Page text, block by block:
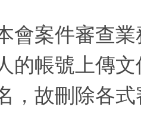
會案件審查
的帳號上傳
，故刪除各